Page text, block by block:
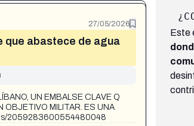
27/05/2026
que abastece de agua
UN EMBALSE CLAVE Q
OBJETIVO MILITAR. ES UNA
2059283600554480048
Este